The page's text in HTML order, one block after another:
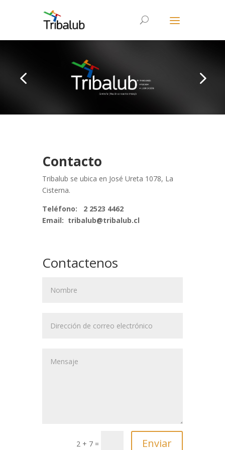
Contacto
Tribalub se ubica en José Ureta 1078, La
Cisterna.
Teléfono: 2 2523 4462
Email: tribalub@tribalub.cl
Contactenos
2 + 7 =